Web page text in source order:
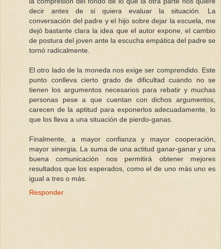
decir antes de si quiera evaluar la situación. La
conversación del padre y el hijo sobre dejar la escuela, me
dejó bastante clara la idea que el autor expone, el cambio
de postura del joven ante la escucha empática del padre se
tornó radicalmente.
El otro lado de la moneda nos exige ser comprendido. Este
punto conlleva cierto grado de dificultad cuando no se
tienen los argumentos necesarios para rebatir y muchas
personas pese a que cuentan con dichos argumentos,
carecen de la aptitud para exponerlos adecuadamente, lo
que los lleva a una situación de pierdo-ganas.
Finalmente, a mayor confianza y mayor cooperación,
mayor sinergia. La suma de una actitud ganar-ganar y una
buena comunicación nos permitirá obtener mejores
resultados que los esperados, como el de uno más uno es
igual a tres o más.
Responder